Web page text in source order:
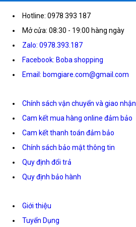
Hotline: 0978 393 187
Mở cửa: 08:30 - 19:00 hàng ngày
Zalo: 0978.393.187
Facebook: Boba shopping
Email: bomgiare.com@gmail.com
Chính sách vận chuyển và giao nhận
Cam kết mua hàng online đảm bảo
Cam kết thanh toán đảm bảo
Chính sách bảo mật thông tin
Quy định đổi trả
Quy định bảo hành
Giới thiệu
Tuyển Dụng